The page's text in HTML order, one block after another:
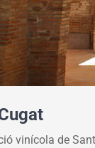
vinícola de